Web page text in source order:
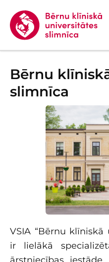
Bērnu
slimnīca
VSIA “Bērnu klīniskā
ir lielākā